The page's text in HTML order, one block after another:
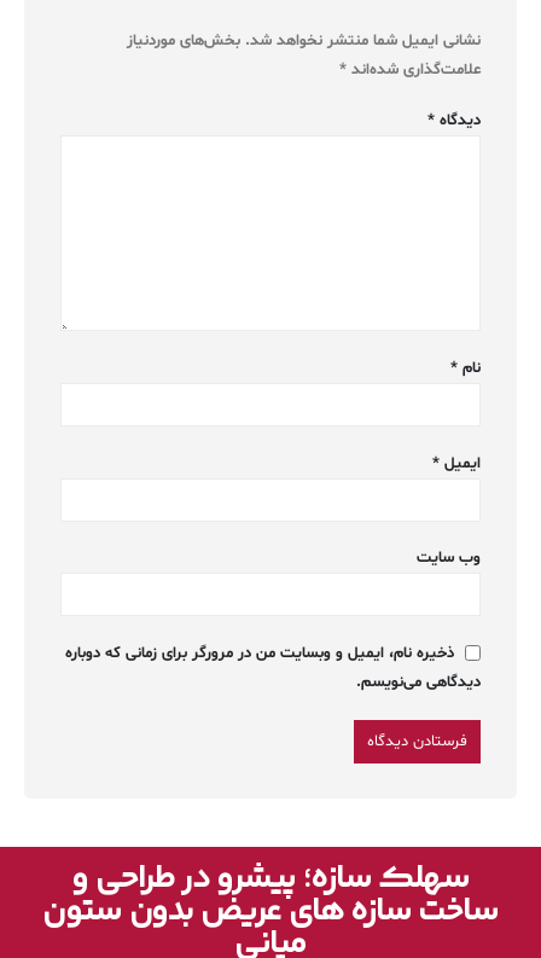
نشانی ایمیل شما منتشر نخواهد شد. بخش‌های موردنیاز
علامت‌گذاری شده‌اند *
دیدگاه *
نام *
ایمیل *
وب‌ سایت
ذخیره نام، ایمیل و وبسایت من در مرورگر برای زمانی که دوباره
دیدگاهی می‌نویسم.
سهلک سازه؛ پیشرو در طراحی و
ساخت سازه های عریض بدون ستون
میانی